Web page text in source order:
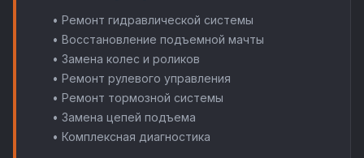
• Ремонт гидравлической системы
• Восстановление подъемной мачты
• Замена колес и роликов
• Ремонт рулевого управления
• Ремонт тормозной системы
• Замена цепей подъема
• Комплексная диагностика